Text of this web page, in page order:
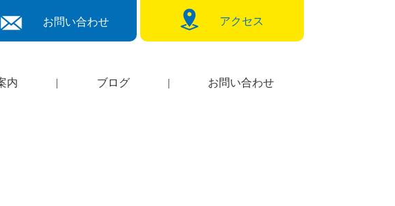
お問い合わせ アクセス
内 | ブログ | お問い合わせ